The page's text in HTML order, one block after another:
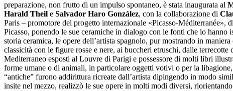
preparazione, non frutto di un impulso spontaneo, è stata inaugurata al
Harald Theil e Salvador Haro González, con la collaborazione di
Paris – promotore del progetto internazionale «Picasso-
Picasso, ponendo le sue ceramiche in dialogo con le fonti che lo
storia ceramica, le opere dell’artista spagnolo, pur mostrando in
classicità con le figure rosse e nere, ai buccheri etruschi, dalle
Mediterraneo esposti al Louvre di Parigi e possessore di molti libri
forme umane o di animali, in particolare oggetti votivi o per la
“antiche” furono addirittura ricreate dall’artista dipingendo in modo
insite nel mezzo, realizzò le sue opere in molti modi diversi,